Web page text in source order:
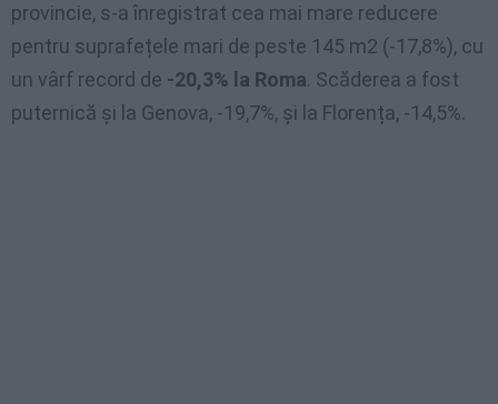
provincie, s-a înregistrat cea mai mare reducere
pentru suprafețele mari de peste 145 m2 (-17,8%), cu
un vârf record de -20,3% la Roma. Scăderea a fost
puternică și la Genova, -19,7%, și la Florența, -14,5%.